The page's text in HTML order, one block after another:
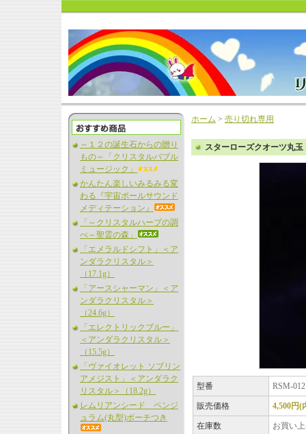
～１２の誕生石からの贈り
もの～「クリスタルバブル
ミュージック」
かんたん楽しいみるみる変
わる『宇宙ボールサウンド
メディテーション』
「～クリスタルハープの調
べ～聖霊の森」
「エメラルドシフト」＜ア
ンダラクリスタル＞
（17.1g）
「アースシャーマン」＜ア
ンダラクリスタル＞
（24.6g）
「エレクトリックブルー」
＜アンダラクリスタル＞
（15.5g）
「ヴァイオレット ソブリン
アメジスト」＜アンダラク
リスタル＞（18.2g）
レムリアンシード ペンジ
ュラム(丸型)ポーチつき
ホーム > 売り切れ専用
スターローズクオーツ丸
型番 RSM-012
販売価格 4,500円(
在庫数 お買い